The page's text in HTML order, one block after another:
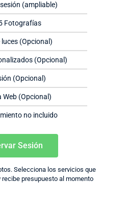
(ampliable)
Fotografías
luces (Opcional)
(Opcional)
(Opcional)
Web (Opcional)
no incluido
Sesión
Selecciona los servicios que
presupuesto al momento